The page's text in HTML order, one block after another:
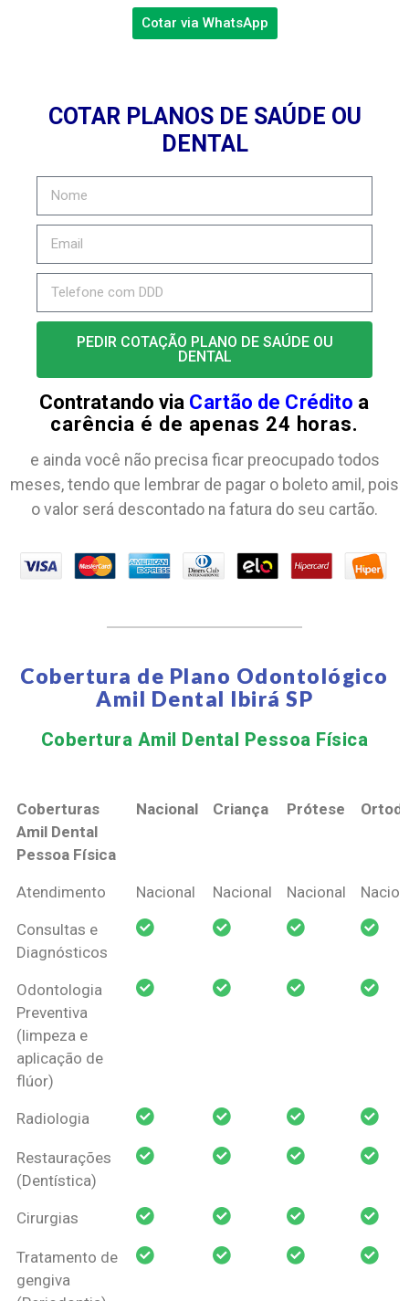
Cotar via WhatsApp
COTAR PLANOS DE SAÚDE OU
DENTAL
PEDIR COTAÇÃO PLANO DE SAÚDE OU
DENTAL
Contratando via Cartão de Crédito a
carência é de apenas 24 horas.
e ainda você não precisa ficar preocupado todos
meses, tendo que lembrar de pagar o boleto amil, pois
o valor será descontado na fatura do seu cartão.
Cobertura de Plano Odontológico
Amil Dental Ibirá SP
Cobertura Amil Dental Pessoa Física​
Coberturas
Amil Dental
Pessoa Física
Nacional Criança Prótese
Coberturas
Pessoa Física
Nacional Criança Prótese
Atendimento Nacional Nacional Nacional
Consultas e
Diagnósticos
Odontologia
Preventiva
(limpeza e
aplicação de
flúor)
Radiologia
Restaurações
(Dentística)
Cirurgias
Tratamento de
gengiva